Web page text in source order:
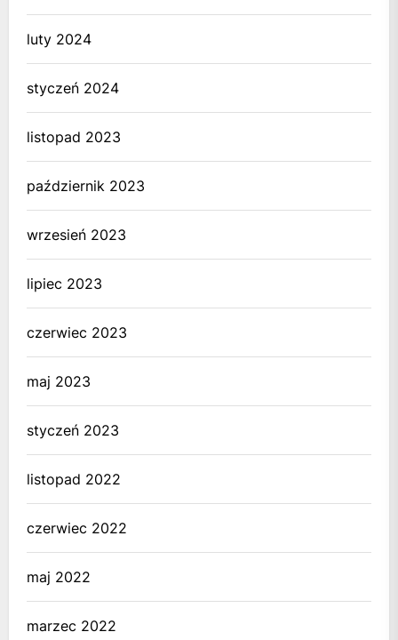
luty 2024
styczeń 2024
listopad 2023
październik 2023
wrzesień 2023
lipiec 2023
czerwiec 2023
maj 2023
styczeń 2023
listopad 2022
czerwiec 2022
maj 2022
marzec 2022